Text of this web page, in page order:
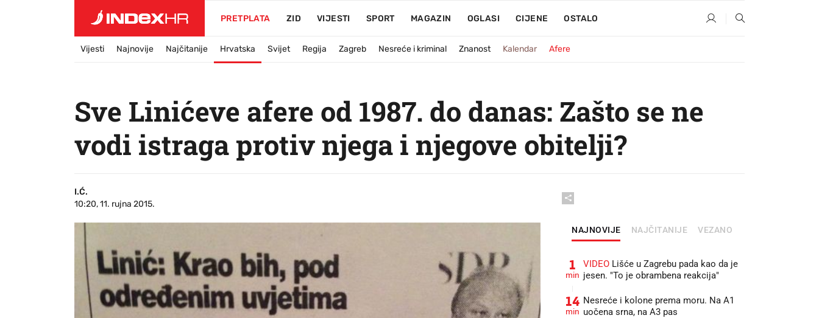
PRETPLATA ZID VIJESTI SPORT MAGAZIN OGLASI CIJENE OSTALO
Vijesti Najnovije Najčitanije Hrvatska Svijet Regija Zagreb Nesreće i kriminal Znanost Kalendar Afere
Sve Linićeve afere od 1987. do danas: Zašto se ne
vodi istraga protiv njega i njegove obitelji?
I.Ć.
10:20, 11. rujna 2015.
NAJNOVIJE NAJČITANIJE VEZANO
1
min
VIDEO Lišće u Zagrebu pada kao da je
jesen. "To je obrambena reakcija"
14
min
Nesreće i kolone prema moru. Na A1
uočena srna, na A3 pas